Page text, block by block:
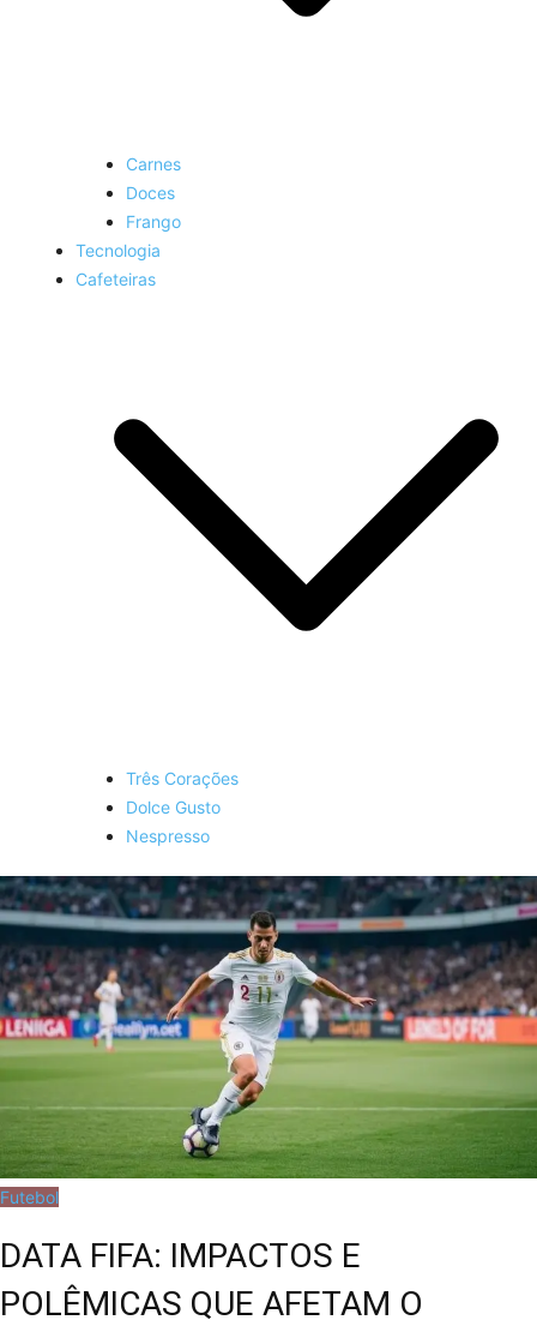
Carnes
Doces
Frango
Tecnologia
Cafeteiras
Três Corações
Dolce Gusto
Nespresso
Futebol
DATA FIFA: IMPACTOS E
POLÊMICAS QUE AFETAM O